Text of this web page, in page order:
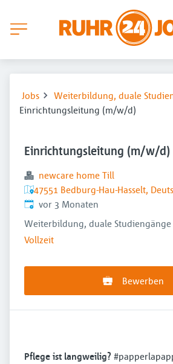
Jobs
Weiterbildung, duale
Einrichtungsleitung (m/w/d)
Einrichtungsleitung (m/w/d)
newcare home Till
47551 Bedburg-Hau-Hasselt,
Veröffentlicht:
vor 3 Monaten
Weiterbildung, duale Studiengänge
Vollzeit
Bewerben
Pflege ist langweilig?